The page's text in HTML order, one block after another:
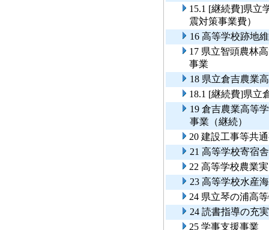
15.1 [継続費]県立
震対策事業費）
16 高等学校跡地
17 県立智頭農林
事業
18 県立倉吉農業
18.1 [継続費]県立
19 倉吉農業高等
事業（継続）
20 建設工事等共
21 高等学校寄宿
22 高等学校農業
23 高等学校水産
24 県立琴の浦高
24 読書指導の充
25 学事支援事業